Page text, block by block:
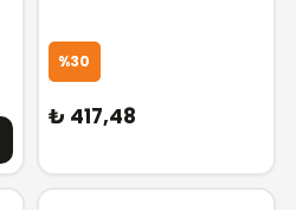
%30
₺ 417,48